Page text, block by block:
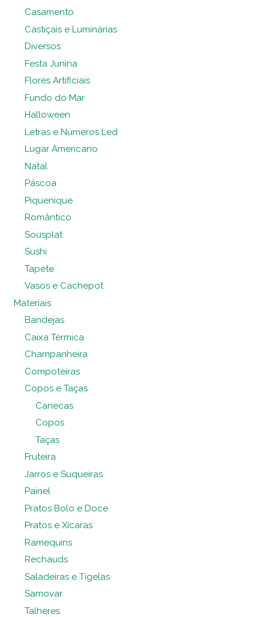
Casamento
Castiçais e Luminárias
Diversos
Festa Junina
Flores Artificiais
Fundo do Mar
Halloween
Letras e Números Led
Lugar Americano
Natal
Páscoa
Piquenique
Romântico
Sousplat
Sushi
Tapete
Vasos e Cachepot
Materiais
Bandejas
Caixa Térmica
Champanheira
Compoteiras
Copos e Taças
Canecas
Copos
Taças
Fruteira
Jarros e Suqueiras
Painel
Pratos Bolo e Doce
Pratos e Xícaras
Ramequins
Rechauds
Saladeiras e Tigelas
Samovar
Talheres